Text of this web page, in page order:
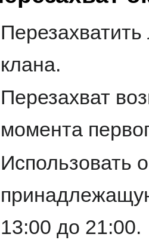
клана.
Перезахват
момента
Использовать
13:00 до 21:00.